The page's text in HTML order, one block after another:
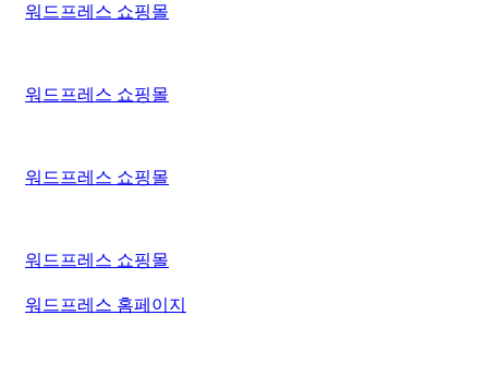
워드프레스 쇼핑몰
워드프레스 쇼핑몰
워드프레스 쇼핑몰
워드프레스 쇼핑몰
워드프레스 홈페이지